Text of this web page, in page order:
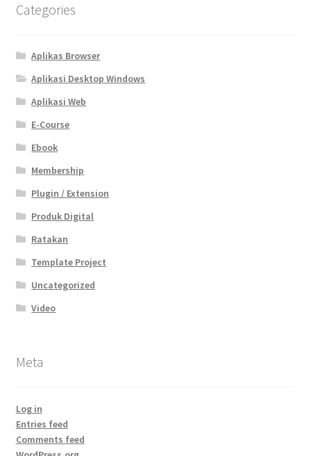
Categories
Aplikas Browser
Aplikasi Desktop Windows
Aplikasi Web
E-Course
Ebook
Membership
Plugin / Extension
Produk Digital
Ratakan
Template Project
Uncategorized
Video
Meta
Log in
Entries feed
Comments feed